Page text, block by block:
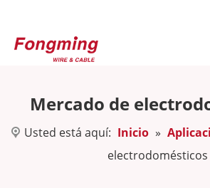
Mercado de
Usted está aquí: Inicio »
electrodomésticos